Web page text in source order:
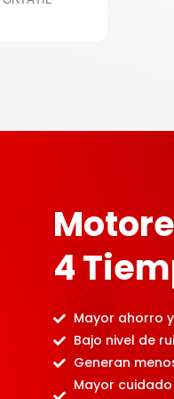
4
Mayor ahorro
Bajo nivel de
Generan
Mayor